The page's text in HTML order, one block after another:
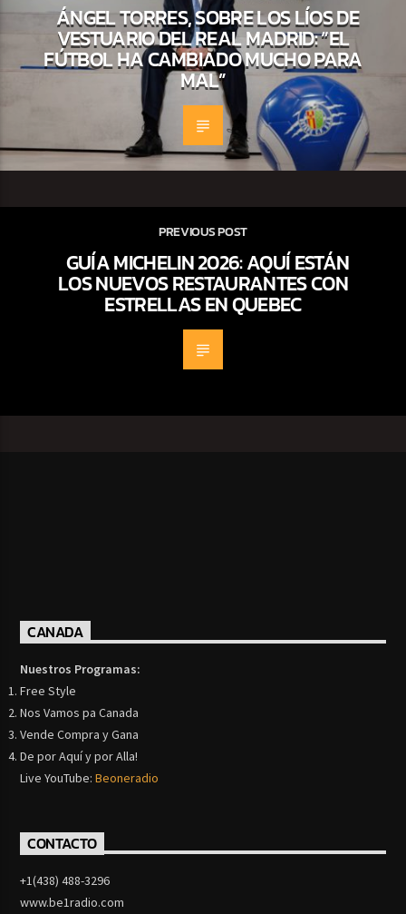
ÁNGEL TORRES, SOBRE LOS LÍOS DE
VESTUARIO DEL REAL MADRID: “EL
FÚTBOL HA CAMBIADO MUCHO PARA
MAL”
PREVIOUS POST
GUÍA MICHELIN 2026: AQUÍ ESTÁN
LOS NUEVOS RESTAURANTES CON
ESTRELLAS EN QUEBEC
CANADA
Nuestros Programas:
Free Style
Nos Vamos pa Canada
Vende Compra y Gana
De por Aquí y por Alla!
Live YouTube:Beoneradio
CONTACTO
+1(438) 488-3296
www.be1radio.com